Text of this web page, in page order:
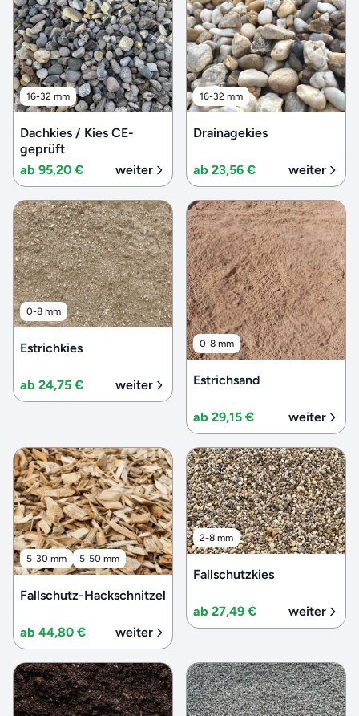
16-32 mm
Dachkies / Kies CE-
geprüft
ab 95,20 €
weiter
16-32 mm
Drainagekies
ab 23,56 € weiter
0-8 mm
Estrichkies
ab 24,75 € weiter
0-8 mm
Estrichsand
ab 29,15 € weiter
5-30 mm 5-50 mm
Fallschutz-Hackschnitzel
ab 44,80 € weiter
2-8 mm
Fallschutzkies
ab 27,49 € weiter